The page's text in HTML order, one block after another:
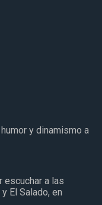
y dinamismo a
escuchar a las
El Salado, en